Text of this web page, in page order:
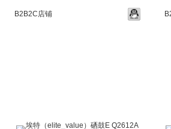
B2B2C店铺